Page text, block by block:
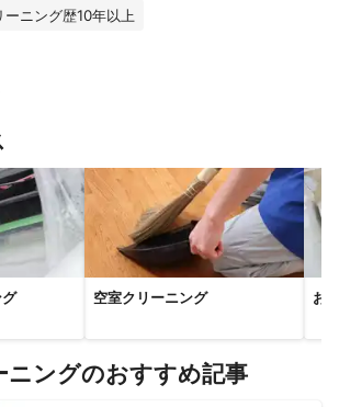
ーニング歴10年以上
空室クリーニング お
ニングのおすすめ記事